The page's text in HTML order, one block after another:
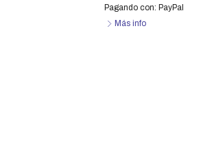
Pagando con: PayPal
Más info